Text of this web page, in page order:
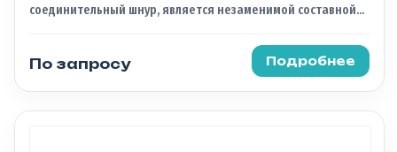
соединительный шнур, является незаменимой составной
который обжат с обоих концов коннекторами и служит для
соединения устройств между собой.
По запросу Подробнее